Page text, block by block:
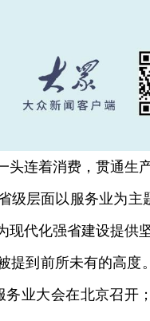
连着消费，贯通生产
层面以服务业为主
代化强省建设提供
到前所未有的高度。
务业大会在北京召开